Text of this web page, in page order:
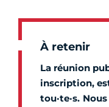
À retenir
La réunion
inscription,
tou·te·s.